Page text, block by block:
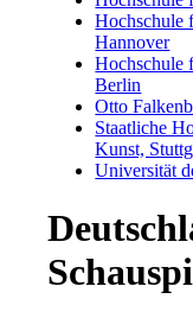
Hochschule
Hannover
Hochschule
Berlin
Otto
Staatliche
Kunst,
Universität